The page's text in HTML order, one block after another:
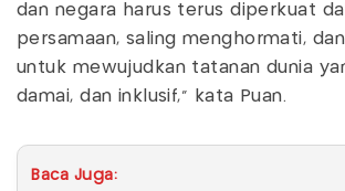
dan negara harus terus diperkuat
persamaan, saling menghormati,
untuk mewujudkan tatanan dunia
damai, dan inklusif," kata Puan.
Baca Juga: